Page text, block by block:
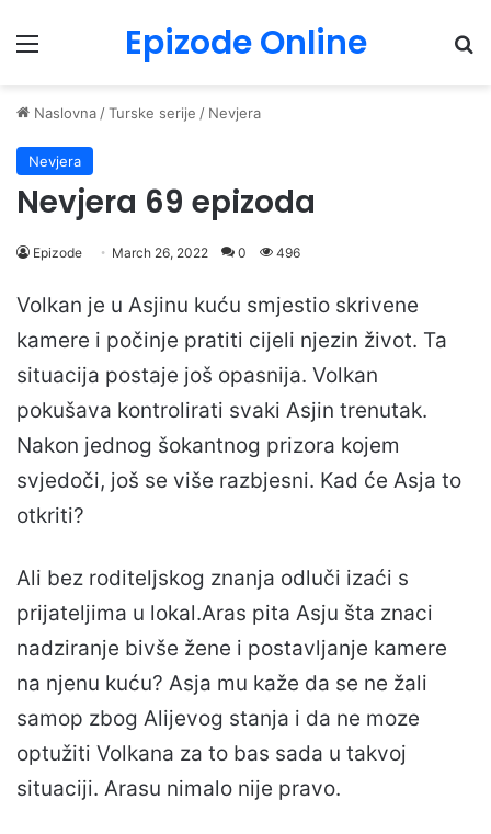
Menu Epizode Online
Naslovna /Turske serije / Nevjera
Nevjera
Nevjera 69 epizoda
Epizode March 26, 2022 0 496
Volkan je u Asjinu kuću smjestio skrivene
kamere i počinje pratiti cijeli njezin život. Ta
situacija postaje još opasnija. Volkan
pokušava kontrolirati svaki Asjin trenutak.
Nakon jednog šokantnog prizora kojem
svjedoči, još se više razbjesni. Kad će Asja to
otkriti?
Ali bez roditeljskog znanja odluči izaći s
prijateljima u lokal.Aras pita Asju šta znaci
nadziranje bivše žene i postavljanje kamere
na njenu kuću? Asja mu kaže da se ne žali
samop zbog Alijevog stanja i da ne moze
optužiti Volkana za to bas sada u takvoj
situaciji. Arasu nimalo nije pravo.